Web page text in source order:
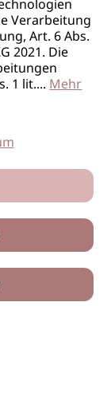
Verarbeitung
Art. 6 Abs.
2021. Die
1 lit....Mehr